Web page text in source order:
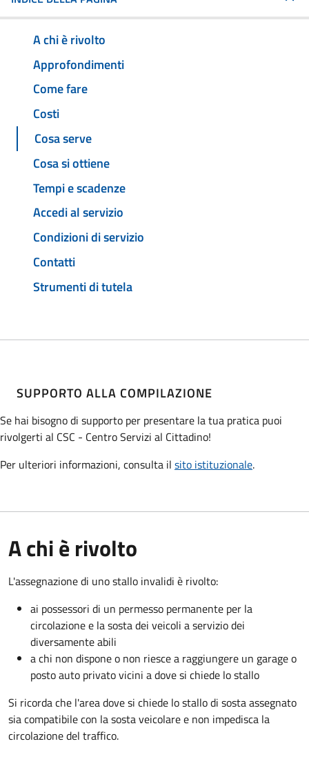
A chi è rivolto
Approfondimenti
Come fare
Costi
Cosa serve
Cosa si ottiene
Tempi e scadenze
Accedi al servizio
Condizioni di servizio
Contatti
Strumenti di tutela
SUPPORTO ALLA COMPILAZIONE
Se hai bisogno di supporto per presentare la tua pratica puoi
rivolgerti al CSC - Centro Servizi al Cittadino!
Per ulteriori informazioni, consulta il sito istituzionale.
A chi è rivolto
L'assegnazione di uno stallo invalidi è rivolto:
ai possessori di un permesso permanente per la
circolazione e la sosta dei veicoli a servizio dei
diversamente abili
a chi non dispone o non riesce a raggiungere un garage o
posto auto privato vicini a dove si chiede lo stallo
Si ricorda che l'area dove si chiede lo stallo di sosta assegnato
sia compatibile con la sosta veicolare e non impedisca la
circolazione del traffico.